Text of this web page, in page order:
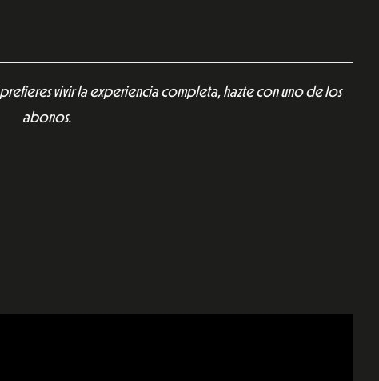
vivir la experiencia completa, hazte con uno de los
abonos.